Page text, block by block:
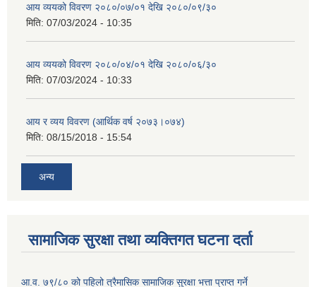
आय व्ययको विवरण २०८०/०७/०१ देखि २०८०/०९/३०
मिति: 07/03/2024 - 10:35
आय व्ययको विवरण २०८०/०४/०१ देखि २०८०/०६/३०
मिति: 07/03/2024 - 10:33
आय र व्यय विवरण (आर्थिक वर्ष २०७३।०७४)
मिति: 08/15/2018 - 15:54
अन्य
सामाजिक सुरक्षा तथा व्यक्तिगत घटना दर्ता
आ.व. ७९/८० को पहिलो त्रैमासिक सामाजिक सुरक्षा भत्ता प्राप्त गर्ने